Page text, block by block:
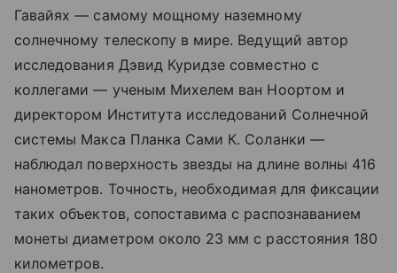
Гавайях — самому мощному наземному
солнечному телескопу в мире. Ведущий автор
исследования Дэвид Куридзе совместно с
коллегами — ученым Михелем ван Ноортом и
директором Института исследований Солнечной
системы Макса Планка Сами К. Соланки —
наблюдал поверхность звезды на длине волны 416
нанометров. Точность, необходимая для фиксации
таких объектов, сопоставима с распознаванием
монеты диаметром около 23 мм с расстояния 180
километров.